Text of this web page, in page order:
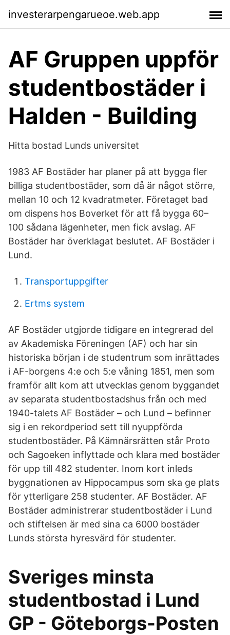
investerarpengarueoe.web.app
AF Gruppen uppför
studentbostäder i
Halden - Building
Hitta bostad Lunds universitet
1983 AF Bostäder har planer på att bygga fler
billiga studentbostäder, som då är något större,
mellan 10 och 12 kvadratmeter. Företaget bad
om dispens hos Boverket för att få bygga 60–
100 sådana lägenheter, men fick avslag. AF
Bostäder har överklagat beslutet. AF Bostäder i
Lund.
Transportuppgifter
Ertms system
AF Bostäder utgjorde tidigare en integrerad del
av Akademiska Föreningen (AF) och har sin
historiska början i de studentrum som inrättades
i AF-borgens 4:e och 5:e våning 1851, men som
framför allt kom att utvecklas genom byggandet
av separata studentbostadshus från och med
1940-talets AF Bostäder – och Lund – befinner
sig i en rekordperiod sett till nyuppförda
studentbostäder. På Kämnärsrätten står Proto
och Sagoeken inflyttade och klara med bostäder
för upp till 482 studenter. Inom kort inleds
byggnationen av Hippocampus som ska ge plats
för ytterligare 258 studenter. AF Bostäder. AF
Bostäder administrerar studentbostäder i Lund
och stiftelsen är med sina ca 6000 bostäder
Lunds största hyresvärd för studenter.
Sveriges minsta
studentbostad i Lund
GP - Göteborgs-Posten